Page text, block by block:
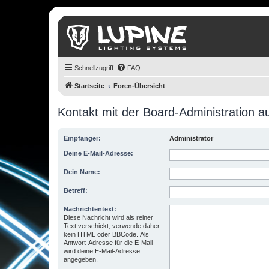
Schnellzugriff FAQ
Startseite Foren-Übersicht
Kontakt mit der Board-Administration
Empfänger: Administrator
Deine E-Mail-Adresse:
Dein Name:
Betreff:
Nachrichtentext:
Diese Nachricht wird als reiner
Text verschickt, verwende daher
kein HTML oder BBCode. Als
Antwort-Adresse für die E-Mail
wird deine E-Mail-Adresse
angegeben.